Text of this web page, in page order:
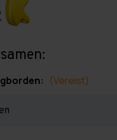
(Vereist)